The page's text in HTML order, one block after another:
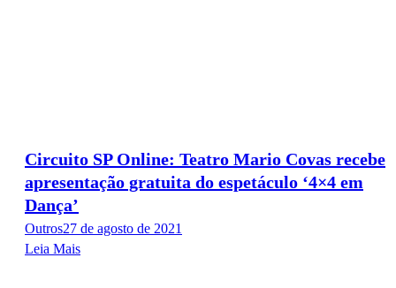
Circuito SP Online: Teatro Mario Covas recebe
apresentação gratuita do espetáculo ‘4×4 em
Dança’
Outros27 de agosto de 2021
Leia Mais